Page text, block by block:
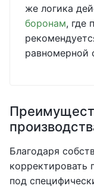
же логика
боронам, где
равномерной
Благодаря
корректировать
под